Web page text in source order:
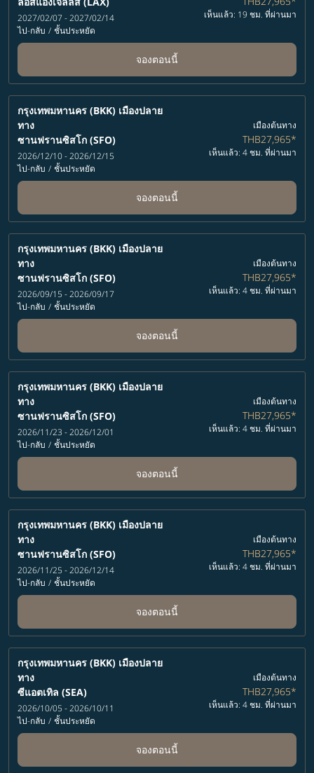
2027/02/07 - 2027/02/14
ไป-กลับ / ชั้นประหยัด
เห็นแล้ว: 19 ชม. ที่ผ่านมา
จองตอนนี้
กรุงเทพมหานคร (BKK) เมืองปลาย
ทาง
ซานฟรานซิสโก (SFO)
2026/12/10 - 2026/12/15
ไป-กลับ / ชั้นประหยัด
เมืองต้นทาง
THB27,965*
เห็นแล้ว: 4 ชม. ที่ผ่านมา
จองตอนนี้
กรุงเทพมหานคร (BKK) เมืองปลาย
ทาง
ซานฟรานซิสโก (SFO)
2026/09/15 - 2026/09/17
ไป-กลับ / ชั้นประหยัด
เมืองต้นทาง
THB27,965*
เห็นแล้ว: 4 ชม. ที่ผ่านมา
จองตอนนี้
กรุงเทพมหานคร (BKK) เมืองปลาย
ทาง
ซานฟรานซิสโก (SFO)
2026/11/23 - 2026/12/01
ไป-กลับ / ชั้นประหยัด
เมืองต้นทาง
THB27,965*
เห็นแล้ว: 4 ชม. ที่ผ่านมา
จองตอนนี้
กรุงเทพมหานคร (BKK) เมืองปลาย
ทาง
ซานฟรานซิสโก (SFO)
2026/11/25 - 2026/12/14
ไป-กลับ / ชั้นประหยัด
เมืองต้นทาง
THB27,965*
เห็นแล้ว: 4 ชม. ที่ผ่านมา
จองตอนนี้
กรุงเทพมหานคร (BKK) เมืองปลาย
ทาง
ซีแอตเทิล (SEA)
2026/10/05 - 2026/10/11
ไป-กลับ / ชั้นประหยัด
เมืองต้นทาง
THB27,965*
เห็นแล้ว: 4 ชม. ที่ผ่านมา
จองตอนนี้